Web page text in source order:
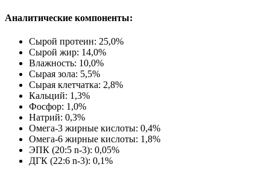
Аналитические компоненты:
Сырой протеин: 25,0%
Сырой жир: 14,0%
Влажность: 10,0%
Сырая зола: 5,5%
Сырая клетчатка: 2,8%
Кальций: 1,3%
Фосфор: 1,0%
Натрий: 0,3%
Омега-3 жирные кислоты: 0,4%
Омега-6 жирные кислоты: 1,8%
ЭПК (20:5 n-3): 0,05%
ДГК (22:6 n-3): 0,1%